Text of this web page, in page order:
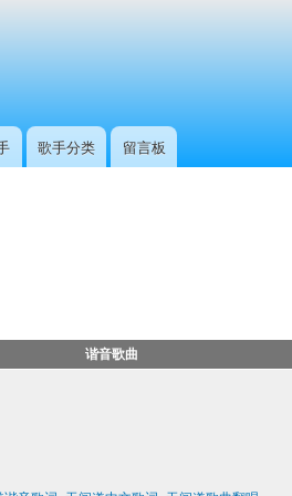
容
歌手分类 留言板
谐音歌曲